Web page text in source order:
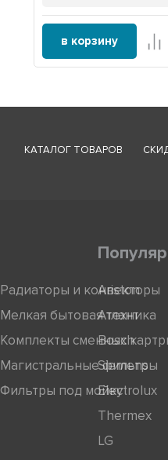
в корзину
КАТАЛОГ ТОВАРОВ
Радиаторы и конвекторы
Мелкая бытовая техника
Комплекты сменных
Магистральные фильтры
Фильтры под мойку
Ariston
Атлант
Bosch
Siemens
Electrolux
Thermex
LG